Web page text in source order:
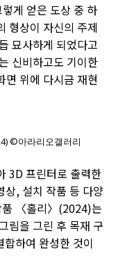
게 얻은 도상 중 하
형상이 자신의 주제
묘사하게 되었다고
신비하고도 기이한
면 위에 다시금 재현
©아라리오갤러리
3D 프린터로 출력한
상, 설치 작품 등 다양
〈홀리〉(2024)는
림을 그린 후 목재 구
하여 완성한 것이